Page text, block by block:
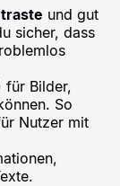
und gut
sicher, dass
für Bilder,
So
Nutzer mit